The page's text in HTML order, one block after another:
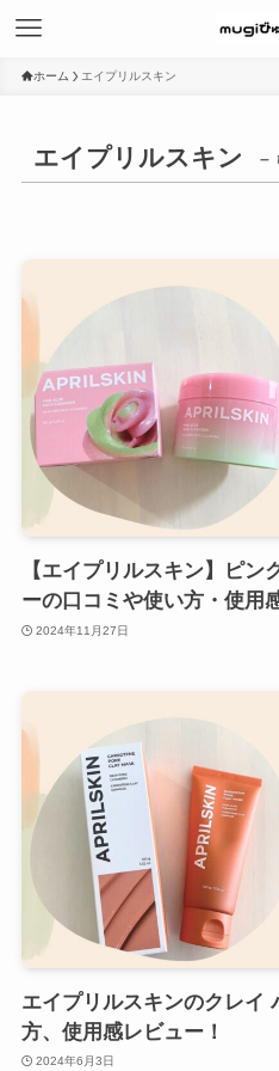
ホーム エイプリルスキン
エイプリルスキン –
【エイプリルスキン】ピ
ーの口コミや使い方・使用
2024年11月27日
エイプリルスキンのクレイ
方、使用感レビュー！
2024年6月3日